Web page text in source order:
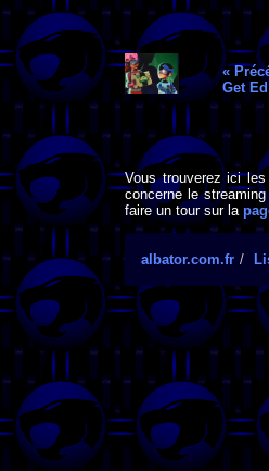
«
Get
Vous trouverez ici
concerne le
faire un tour sur la
albator.com.fr